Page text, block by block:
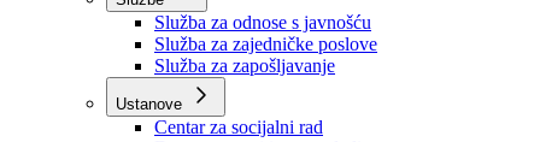
Organizacije
Službe
Služba za odnose s javnošću
Služba za zajedničke poslove
Služba za zapošljavanje